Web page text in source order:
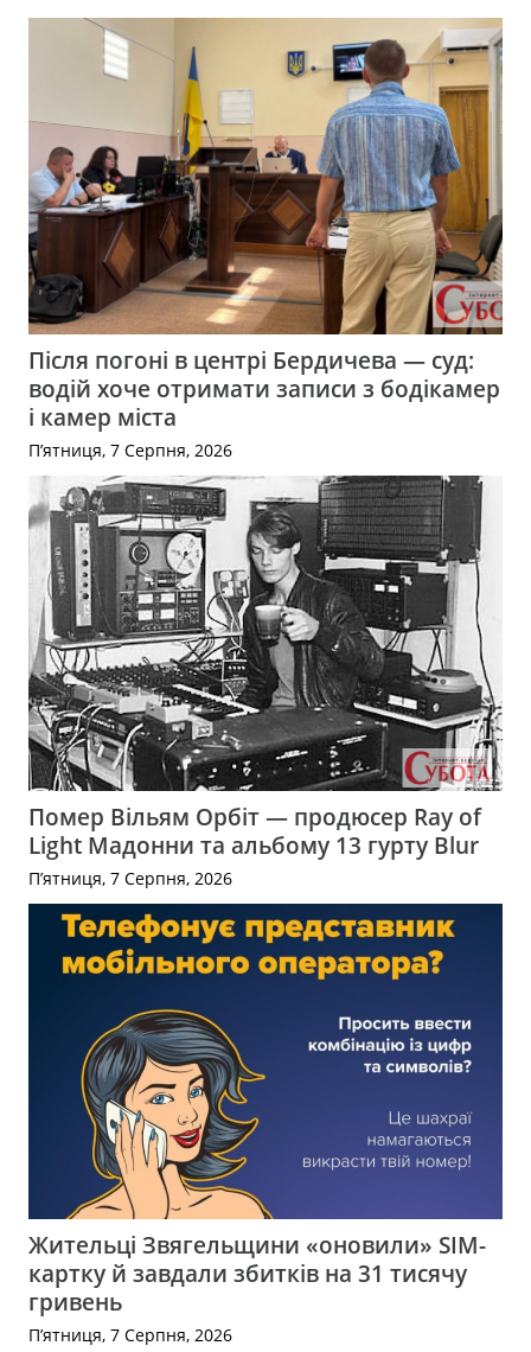
Після погоні в центрі Бердичева — суд:
водій хоче отримати записи з бодікамер
і камер міста
П’ятниця, 7 Серпня, 2026
Помер Вільям Орбіт — продюсер Ray of
Light Мадонни та альбому 13 гурту Blur
П’ятниця, 7 Серпня, 2026
Жительці Звягельщини «оновили» SIM-
картку й завдали збитків на 31 тисячу
гривень
П’ятниця, 7 Серпня, 2026